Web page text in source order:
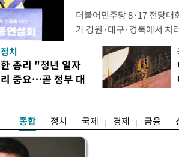
더불어민주당 8·17 전당대
가 강원·대구·경북에서 치
48.54%(1만8977표)를 얻
를 1622표(4.14%p) 차로
·인천 권리당원 투표에서
적 합산(가중치 미반영)에
정치
한 총리 "청년 일자
리 중요…곧 정부 대
종합 정치 국제 경제 금융